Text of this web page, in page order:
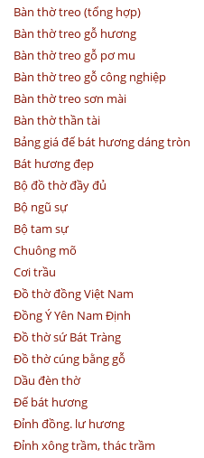
Bàn thờ treo (tổng hợp)
Bàn thờ treo gỗ hương
Bàn thờ treo gỗ pơ mu
Bàn thờ treo gỗ công nghiệp
Bàn thờ treo sơn mài
Bàn thờ thần tài
Bảng giá đế bát hương dáng tròn
Bát hương đẹp
Bộ đồ thờ đầy đủ
Bộ ngũ sự
Bộ tam sự
Chuông mõ
Cơi trầu
Đồ thờ đồng Việt Nam
Đồng Ý Yên Nam Định
Đồ thờ sứ Bát Tràng
Đồ thờ cúng bằng gỗ
Dầu đèn thờ
Đế bát hương
Đỉnh đồng. lư hương
Đỉnh xông trầm, thác trầm